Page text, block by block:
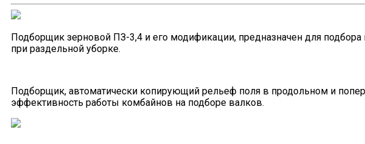
Подборщик зерновой ПЗ-3,4 и его модификации, предназначен для
при раздельной уборке.
Подборщик, автоматически копирующий рельеф поля в продольном и
эффективность работы комбайнов на подборе валков.